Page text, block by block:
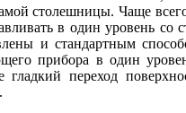
столешницы. Чаще
в один уровень со
и стандартным
прибора в один
гладкий переход